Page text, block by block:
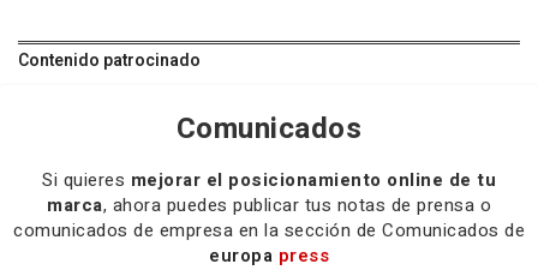
Contenido patrocinado
Comunicados
Si quieres mejorar el posicionamiento online de tu
marca, ahora puedes publicar tus notas de prensa o
comunicados de empresa en la sección de Comunicados de
europa press